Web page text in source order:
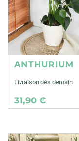
ANTHURIUM
Livraison dès demain
31,90 €